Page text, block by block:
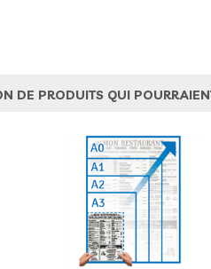
DE PRODUITS QUI